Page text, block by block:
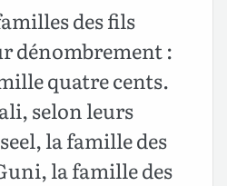
des fils
dénombrement :
quatre cents.
selon leurs
la famille des
la famille des